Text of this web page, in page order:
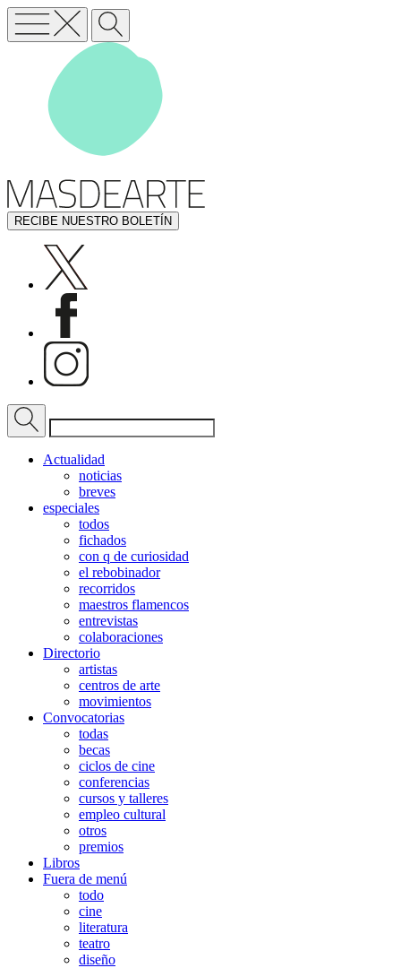
RECIBE NUESTRO BOLETÍN
Actualidad
noticias
breves
especiales
todos
fichados
con q de curiosidad
el rebobinador
recorridos
maestros flamencos
entrevistas
colaboraciones
Directorio
artistas
centros de arte
movimientos
Convocatorias
todas
becas
ciclos de cine
conferencias
cursos y talleres
empleo cultural
otros
premios
Libros
Fuera de menú
todo
cine
literatura
teatro
diseño